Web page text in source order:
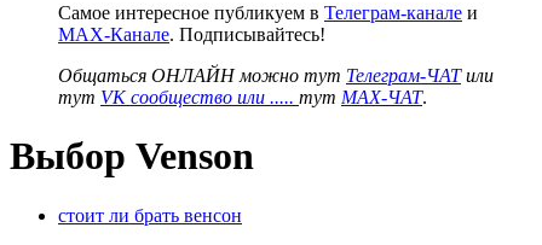
Самое интересное публикуем в Телеграм-канале и
MAX-Канале. Подписывайтесь!
Общаться ОНЛАЙН можно тут Телеграм-ЧАТили
тут VK сообщество или ..... тут MAX-ЧАТ.
Выбор Venson
стоит ли брать венсон